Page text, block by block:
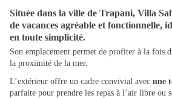
Située dans la ville de Trapani, Villa
de vacances agréable et fonctionnelle,
en toute simplicité.
Son emplacement permet de profiter à la fois
la proximité de la mer.
L’extérieur offre un cadre convivial avec une
parfaite pour prendre les repas à l’air libre ou